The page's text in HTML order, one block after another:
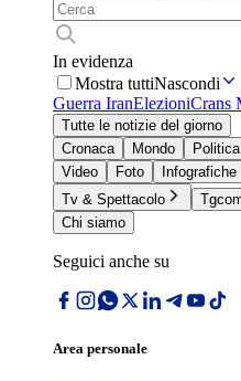
In evidenza
Mostra tuttiNascondi
Guerra IranElezioniCrans
Tutte le notizie del giorno
Cronaca
Mondo Politica
Video
Foto Infografiche
Tv & Spettacolo
Chi siamo
Seguici anche su
Area personale